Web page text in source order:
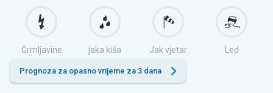
Grmljavine jaka kiša Jak vjetar Led
Prognoza za opasno vrijeme za 3 dana